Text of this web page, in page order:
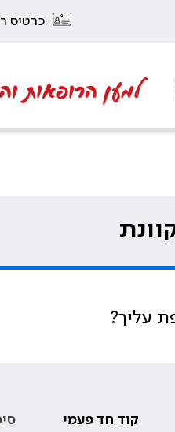
כרטיס
למען הרופאות
עליך?
קוד חד פעמי